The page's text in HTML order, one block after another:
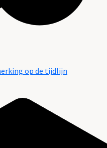
op de tijdlijn